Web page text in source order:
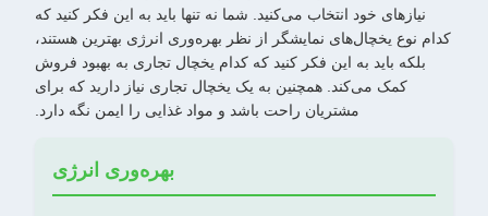
نیازهای خود انتخاب می‌کنید. شما نه تنها باید به این فکر کنید که
کدام نوع یخچال‌های نمایشگر از نظر بهره‌وری انرژی بهترین هستند،
بلکه باید به این فکر کنید که کدام یخچال تجاری به بهبود فروش
کمک می‌کند. همچنین به یک یخچال تجاری نیاز دارید که برای
مشتریان راحت باشد و مواد غذایی را ایمن نگه دارد.
بهره‌وری انرژی